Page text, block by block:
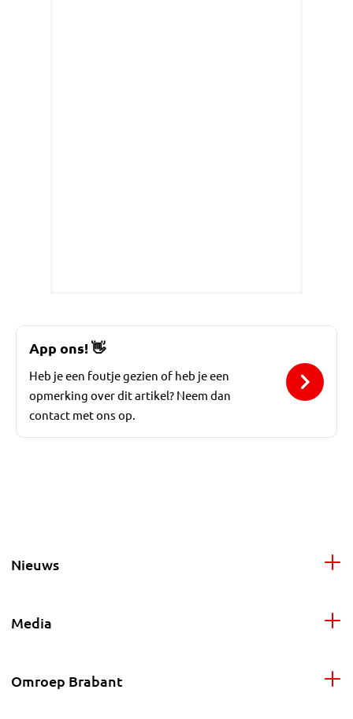
App ons!👋
Heb je een foutje gezien of heb je een
opmerking over dit artikel? Neem dan
contact met ons op.
Nieuws
Media
Omroep Brabant